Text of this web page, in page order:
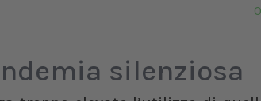
silenziosa